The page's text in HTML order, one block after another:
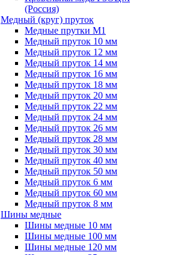
(Россия)
Медный (круг) пруток
Медные прутки М1
Медный пруток 10 мм
Медный пруток 12 мм
Медный пруток 14 мм
Медный пруток 16 мм
Медный пруток 18 мм
Медный пруток 20 мм
Медный пруток 22 мм
Медный пруток 24 мм
Медный пруток 26 мм
Медный пруток 28 мм
Медный пруток 30 мм
Медный пруток 40 мм
Медный пруток 50 мм
Медный пруток 6 мм
Медный пруток 60 мм
Медный пруток 8 мм
Шины медные
Шины медные 10 мм
Шины медные 100 мм
Шины медные 120 мм